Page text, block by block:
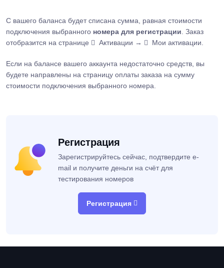
С вашего баланса будет списана сумма, равная стоимости
подключения выбранного номера для регистрации . Заказ
отобразится на странице
Активации → Мои активации.
Если на балансе вашего аккаунта недостаточно средств, вы
будете направлены на страницу оплаты заказа на сумму
стоимости подключения выбранного номера.
Регистрация
Зарегистрируйтесь сейчас, подтвердите e-
mail и получите деньги на счёт для
тестирования номеров
Регистрация